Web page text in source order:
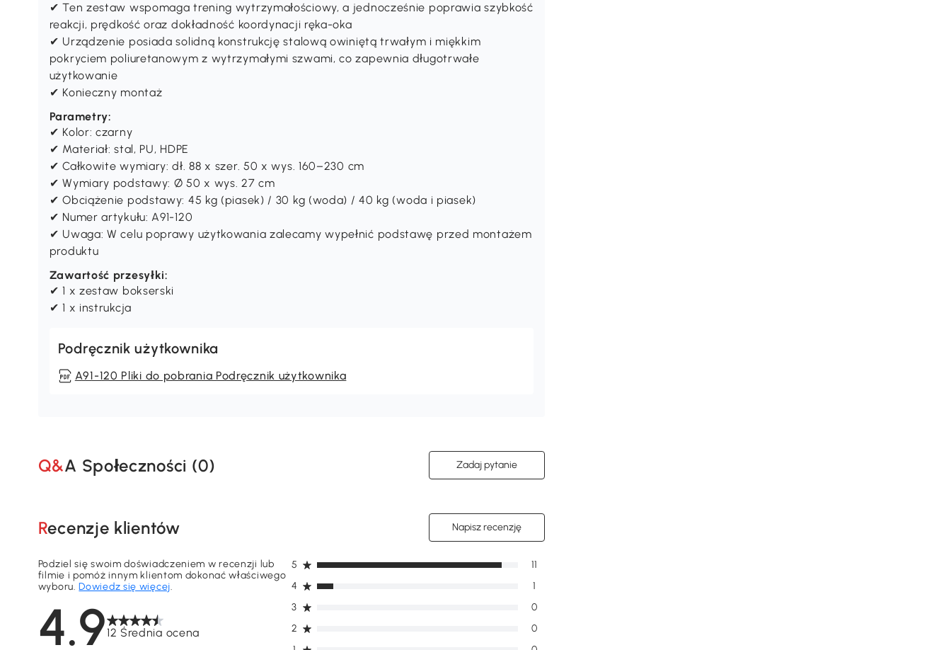
✔ Ten zestaw wspomaga trening wytrzymałościowy, a jednocześnie poprawia szybkość
reakcji, prędkość oraz dokładność koordynacji ręka-oka
✔ Urządzenie posiada solidną konstrukcję stalową owiniętą trwałym i miękkim
pokryciem poliuretanowym z wytrzymałymi szwami, co zapewnia długotrwałe
użytkowanie
✔ Konieczny montaż
Parametry:
✔ Kolor: czarny
✔ Materiał: stal, PU, HDPE
✔ Całkowite wymiary: dł. 88 x szer. 50 x wys. 160–230 cm
✔ Wymiary podstawy: Ø 50 x wys. 27 cm
✔ Obciążenie podstawy: 45 kg (piasek) / 30 kg (woda) / 40 kg (woda i piasek)
✔ Numer artykułu: A91-120
✔ Uwaga: W celu poprawy użytkowania zalecamy wypełnić podstawę przed montażem
produktu
Zawartość przesyłki:
✔ 1 x zestaw bokserski
✔ 1 x instrukcja
Podręcznik użytkownika
A91-120 Pliki do pobrania Podręcznik użytkownika
Q&A Społeczności (0) Zadaj pytanie
Recenzje klientów Napisz recenzję
4.912 Średnia ocena
Podziel się swoim doświadczeniem w recenzji lub
filmie i pomóż innym klientom dokonać właściwego
wyboru.Dowiedz się więcej.
2 0
3 0
4 1
5 11